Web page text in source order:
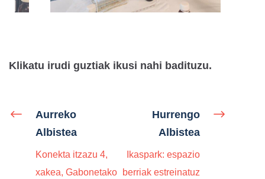
Klikatu irudi guztiak ikusi nahi badituzu.
Aurreko
Albistea
Konekta itzazu 4,
xakea, Gabonetako
Hurrengo
Albistea
Ikaspark: espazio
berriak estreinatuz